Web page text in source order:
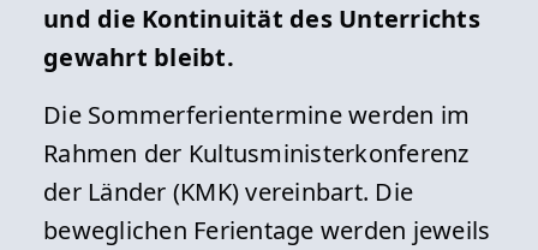
und die Kontinuität des Unterrichts
gewahrt bleibt.
Die Sommerferientermine werden im
Rahmen der Kultusministerkonferenz
der Länder (KMK) vereinbart. Die
beweglichen Ferientage werden jeweils